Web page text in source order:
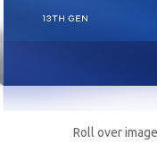
Roll over